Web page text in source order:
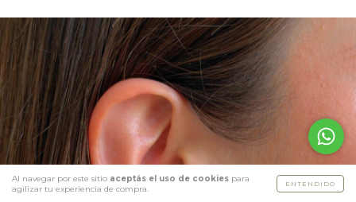
Al navegar por este sitio aceptás el uso de cookies para
agilizar tu experiencia de compra.
ENTENDIDO